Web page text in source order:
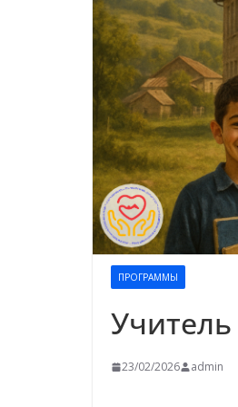
ПРОГРАММЫ
Учитель
23/02/2026 admin